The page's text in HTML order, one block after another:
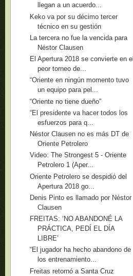
llegan a un acuerdo...
Keko va por su décimo tercer
técnico en su gestión
La tercera no fue la vencida para
Néstor Clausen
El Apertura 2018 se convierte en el
peor torneo de...
“Oriente en ningún momento tuvo
un equipo para pel...
“Oriente no tiene dueño”
“El presidente va hacer todos los
esfuerzos para q...
Néstor Clausen no es más DT de
Oriente Petrolero
Video: The Strongest 5 - Oriente
Petrolero 1 (Aper...
Oriente Petrolero se despidió del
Apertura 2018 go...
Denis Pinto es llamado por Néstor
Clausen
FREITAS: ‘NO ABANDONÉ LA
PRÁCTICA, PEDÍ EL DÍA
LIBRE’
“El jugador ha hecho abandono de
los entrenamiento...
Freitas retornó a Santa Cruz